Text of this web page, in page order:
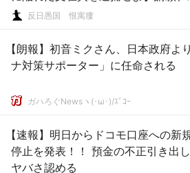
サイトで圧倒的1位 外国の政治に関
反日愚国 恨寓瘻
【朗報】初音ミクさん、日本政府よ
ナ対策サポーター」に任命される
ガハろぐNewsヽ(･ω･)/ｽﾞｺｰ
【速報】明日からドコモ口座への新
停止を発表！！ 預金の不正引き出
ヤバさ認める